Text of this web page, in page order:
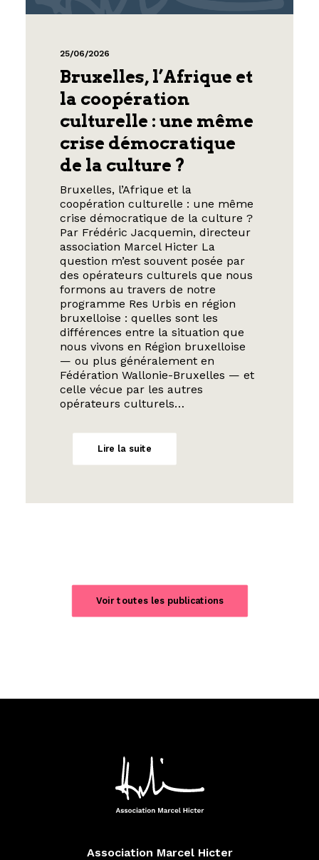
25/06/2026
Bruxelles, l’Afrique et
la coopération
culturelle : une même
crise démocratique
de la culture ?
Bruxelles, l’Afrique et la
coopération culturelle : une même
crise démocratique de la culture ?
Par Frédéric Jacquemin, directeur
association Marcel Hicter La
question m’est souvent posée par
des opérateurs culturels que nous
formons au travers de notre
programme Res Urbis en région
bruxelloise : quelles sont les
différences entre la situation que
nous vivons en Région bruxelloise
— ou plus généralement en
Fédération Wallonie-Bruxelles — et
celle vécue par les autres
opérateurs culturels…
Lire la suite
Voir toutes les publications
Association Marcel Hicter